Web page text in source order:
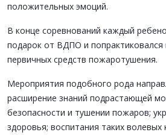
положительных эмоций.
В конце соревнований каждый
подарок от ВДПО и попрактиковался
первичных средств пожаротушения.
Мероприятия подобного рода
расширение знаний подрастающей
безопасности и тушении пожаров;
здоровья; воспитания таких волевых